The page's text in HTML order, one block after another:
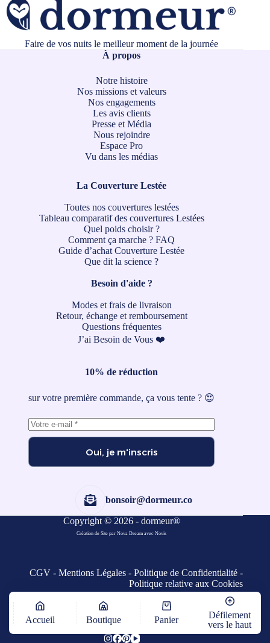
Faire de vos nuits le meilleur moment de la journée
À propos
Notre histoire
Nos missions et valeurs
Nos engagements
Les avis clients
Presse et Média
Nous rejoindre
Espace Pro
Vu dans les médias
La Couverture Lestée
Toutes nos couvertures lestées
Tableau comparatif des couvertures Lestées
Quel poids choisir ?
Comment ça marche ? FAQ
Guide d’achat Couverture Lestée
Que dit la science ?
Besoin d'aide ?
Modes et frais de livraison
Retour, échange et remboursement
Questions fréquentes
J’ai Besoin de Vous ❤️
10% de réduction
sur votre première commande, ça vous tente ? 😍
Oui, je m'inscris
bonsoir@dormeur.co
Copyright © 2026 - dormeur®
Création de Site par Nova Dream avecNovis
CGV -Mentions Légales -Politique de Confidentialité -
Politique relative aux Cookies
Accueil Boutique Panier
Défilement
vers le haut